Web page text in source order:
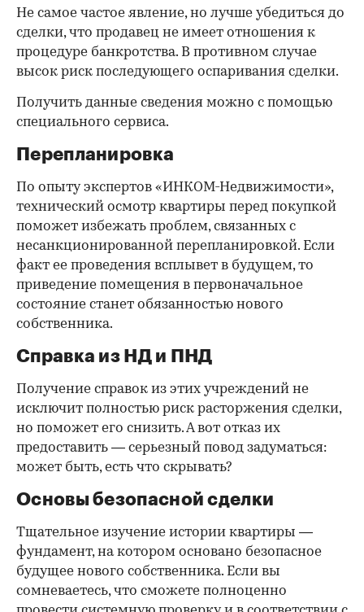
Не самое частое явление, но лучше убедиться до
сделки, что продавец не имеет отношения к
процедуре банкротства. В противном случае
высок риск последующего оспаривания сделки.
Получить данные сведения можно с помощью
специального сервиса.
Перепланировка
По опыту экспертов «ИНКОМ-Недвижимости»,
технический осмотр квартиры перед покупкой
поможет избежать проблем, связанных с
несанкционированной перепланировкой. Если
факт ее проведения всплывет в будущем, то
приведение помещения в первоначальное
состояние станет обязанностью нового
собственника.
Справка из НД и ПНД
Получение справок из этих учреждений не
исключит полностью риск расторжения сделки,
но поможет его снизить. А вот отказ их
предоставить — серьезный повод задуматься:
может быть, есть что скрывать?
Основы безопасной сделки
Тщательное изучение истории квартиры —
фундамент, на котором основано безопасное
будущее нового собственника. Если вы
сомневаетесь, что сможете полноценно